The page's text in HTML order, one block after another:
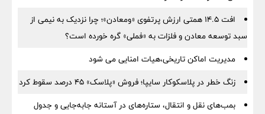
افت ۱۴.۵ همتی ارزش پرتفوی «ومعادن»؛ چرا نزدیک به نیمی از
سبد توسعه معادن و فلزات به «فملی» گره خورده است؟
مدیریت اماکن تاریخی،هیات امنایی می شود
زنگ خطر در پلاسکوکار سایپا؛ فروش «پلاسک» ۴۵ درصد سقوط کرد
بمب‌های نقل و انتقال، ستاره‌های در آستانه جابه‌جایی و جدول